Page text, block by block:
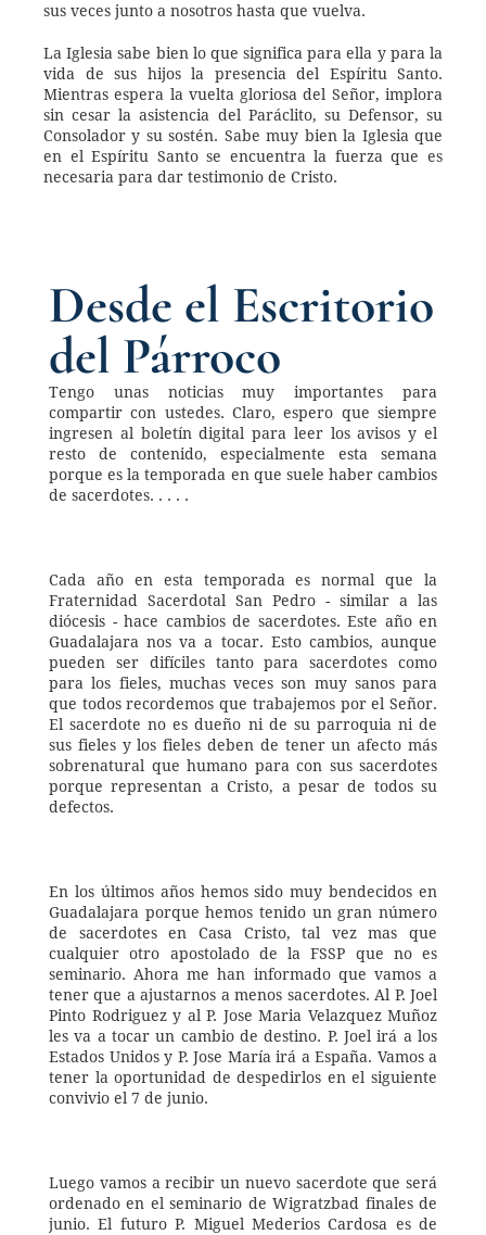
sus veces junto a nosotros hasta que vuelva.
La Iglesia sabe bien lo que significa para ella y para la
vida de sus hijos la presencia del Espíritu Santo.
Mientras espera la vuelta gloriosa del Señor, implora
sin cesar la asistencia del Paráclito, su Defensor, su
Consolador y su sostén. Sabe muy bien la Iglesia que
en el Espíritu Santo se encuentra la fuerza que es
necesaria para dar testimonio de Cristo.
Desde el Escritorio
del Párroco
Tengo unas noticias muy importantes para
compartir con ustedes. Claro, espero que siempre
ingresen al boletín digital para leer los avisos y el
resto de contenido, especialmente esta semana
porque es la temporada en que suele haber cambios
de sacerdotes. . . . .
Cada año en esta temporada es normal que la
Fraternidad Sacerdotal San Pedro - similar a las
diócesis - hace cambios de sacerdotes. Este año en
Guadalajara nos va a tocar. Esto cambios, aunque
pueden ser difíciles tanto para sacerdotes como
para los fieles, muchas veces son muy sanos para
que todos recordemos que trabajemos por el Señor.
El sacerdote no es dueño ni de su parroquia ni de
sus fieles y los fieles deben de tener un afecto más
sobrenatural que humano para con sus sacerdotes
porque representan a Cristo, a pesar de todos su
defectos.
En los últimos años hemos sido muy bendecidos en
Guadalajara porque hemos tenido un gran número
de sacerdotes en Casa Cristo, tal vez mas que
cualquier otro apostolado de la FSSP que no es
seminario. Ahora me han informado que vamos a
tener que a ajustarnos a menos sacerdotes. Al P. Joel
Pinto Rodriguez y al P. Jose Maria Velazquez Muñoz
les va a tocar un cambio de destino. P. Joel irá a los
Estados Unidos y P. Jose María irá a España. Vamos a
tener la oportunidad de despedirlos en el siguiente
convivio el 7 de junio.
Luego vamos a recibir un nuevo sacerdote que será
ordenado en el seminario de Wigratzbad finales de
junio. El futuro P. Miguel Mederios Cardosa es de